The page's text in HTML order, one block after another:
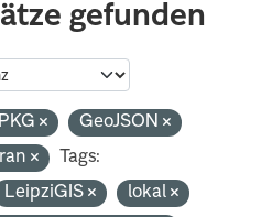
gefunden
GeoJSON
Tags:
LeipziGIS
lokal